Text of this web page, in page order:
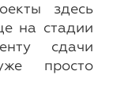
здесь
на стадии
сдачи
просто